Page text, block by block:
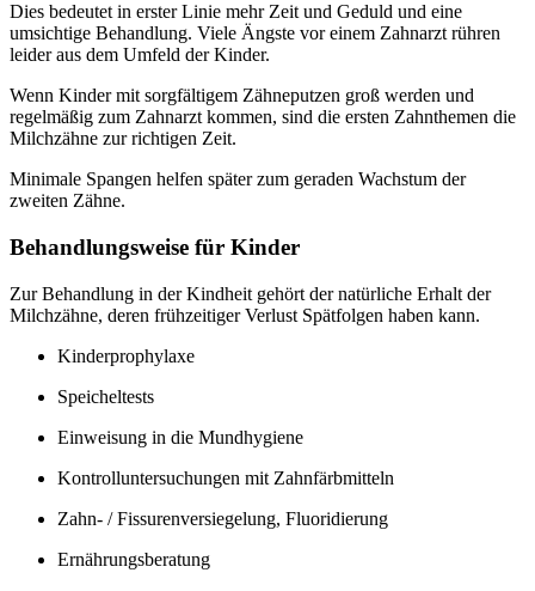
Dies bedeutet in erster Linie mehr Zeit und Geduld und eine
umsichtige Behandlung. Viele Ängste vor einem Zahnarzt rühren
leider aus dem Umfeld der Kinder.
Wenn Kinder mit sorgfältigem Zähneputzen groß werden und
regelmäßig zum Zahnarzt kommen, sind die ersten Zahnthemen die
Milchzähne zur richtigen Zeit.
Minimale Spangen helfen später zum geraden Wachstum der
zweiten Zähne.
Behandlungsweise für Kinder
Zur Behandlung in der Kindheit gehört der natürliche Erhalt der
Milchzähne, deren frühzeitiger Verlust Spätfolgen haben kann.
Kinderprophylaxe
Speicheltests
Einweisung in die Mundhygiene
Kontrolluntersuchungen mit Zahnfärbmitteln
Zahn- / Fissurenversiegelung, Fluoridierung
Ernährungsberatung